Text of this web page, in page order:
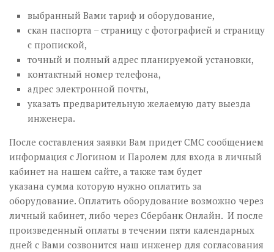
выбранный Вами тариф и оборудование,
скан паспорта – страницу с фотографией и страницу
с пропиской,
точный и полный адрес планируемой установки,
контактный номер телефона,
адрес электронной почты,
указать предварительную желаемую дату выезда
инженера.
После составления заявки Вам придет СМС сообщением
информация с Логином и Паролем для входа в личный
кабинет на нашем сайте, а также там будет
указана сумма которую нужно оплатить за
оборудование. Оплатить оборудование возможно через
личный кабинет, либо через Сбербанк Онлайн. И после
произведенный оплаты в течении пяти календарных
дней с Вами созвонится наш инженер для согласования